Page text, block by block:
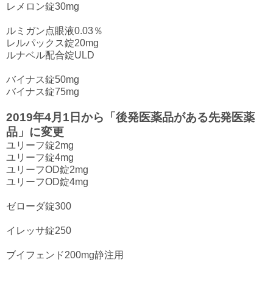
レメロン錠30mg
ルミガン点眼液0.03％
レルパックス錠20mg
ルナベル配合錠ULD
バイナス錠50mg
バイナス錠75mg
2019年4月1日から「後発医薬品がある先発医薬
品」に変更
ユリーフ錠2mg
ユリーフ錠4mg
ユリーフOD錠2mg
ユリーフOD錠4mg
ゼローダ錠300
イレッサ錠250
ブイフェンド200mg静注用